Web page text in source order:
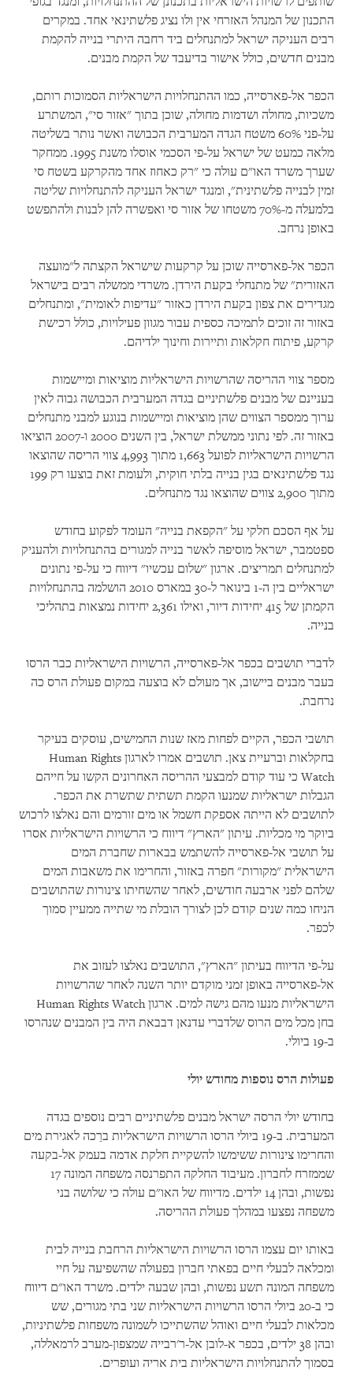
התכנון של המנהל האזרחי אין ולו נציג פלשתינאי אחד. במקרים
רבים העניקה ישראל למתנחלים ביד רחבה היתרי בנייה להקמת
מבנים חדשים, כולל אישור בדיעבד של הקמת מבנים.
הכפר אל-פארסייה, כמו ההתנחלויות הישראליות הסמוכות רותם,
משכיות, מחולה ושדמות מחולה, שוכן בתוך "אזור סי", המשתרע
על-פני 60% משטח הגדה המערבית הכבושה ואשר נותר בשליטה
מלאה כמעט של ישראל על-פי הסכמי אוסלו משנת 1995. ממחקר
שערך משרד האו"ם עולה כי "רק כאחוז אחד מהקרקע בשטח סי
זמין לבנייה פלשתינית", ומנגד ישראל העניקה להתנחלויות שליטה
בלמעלה מ-70% משטחו של אזור סי ואפשרה להן לבנות ולהתפשט
באופן נרחב.
הכפר אל-פארסייה שוכן על קרקעות שישראל הקצתה ל"מועצה
האזורית" של מתנחלי בקעת הירדן. משרדי ממשלה רבים בישראל
מגדירים את צפון בקעת הירדן כאזור "עדיפות לאומית", ומתנחלים
באזור זה זוכים לתמיכה כספית עבור מגוון פעילויות, כולל רכישת
קרקע, פיתוח חקלאות ותיירות וחינוך ילדיהם.
מספר צווי ההריסה שהרשויות הישראליות מוציאות ומיישמות
בעניינם של מבנים פלשתיניים בגדה המערבית הכבושה גבוה לאין
ערוך ממספר הצווים שהן מוציאות ומיישמות בנוגע למבני מתנחלים
באזור זה. לפי נתוני ממשלת ישראל, בין השנים 2000 ו-2007 הוציאו
הרשויות הישראליות לפועל 1,663 מתוך 4,993 צווי הריסה שהוצאו
נגד פלשתינאים בגין בנייה בלתי חוקית, ולעומת זאת בוצעו רק 199
מתוך 2,900 צווים שהוצאו נגד מתנחלים.
על אף הסכם חלקי על "הקפאת בנייה" העומד לפקוע בחודש
ספטמבר, ישראל מוסיפה לאשר בנייה למגורים בהתנחלויות ולהעניק
למתנחלים תמריצים. ארגון "שלום עכשיו" דיווח כי על-פי נתונים
ישראליים בין ה-1 בינואר ל-30 במארס 2010 הושלמה בהתנחלויות
הקמתן של 415 יחידות דיור, ואילו 2,361 יחידות נמצאות בתהליכי
בנייה.
לדברי תושבים בכפר אל-פארסייה, הרשויות הישראליות כבר הרסו
בעבר מבנים ביישוב, אך מעולם לא בוצעה במקום פעולת הרס כה
נרחבת.
תושבי הכפר, הקיים לפחות מאז שנות החמישים, עוסקים בעיקר
בחקלאות וברעיית צאן. תושבים אמרו לארגון Human Rights
Watch כי עוד קודם למבצעי ההריסה האחרונים הקשו על חייהם
הגבלות ישראליות שמנעו הקמת תשתית שתשרת את הכפר.
לתושבים לא הייתה אספקת חשמל או מים זורמים והם נאלצו לרכוש
ביוקר מי מכליות. עיתון "הארץ" דיווח כי הרשויות הישראליות אסרו
על תושבי אל-פארסייה להשתמש בבארות שחברת המים
הישראלית "מקורות" חפרה באזור, והחרימו את משאבות המים
שלהם לפני ארבעה חודשים, לאחר שהשחיתו צינורות שהתושבים
הניחו כמה שנים קודם לכן לצורך הובלת מי שתייה ממעיין סמוך
לכפר.
על-פי הדיווח בעיתון "הארץ", התושבים נאלצו לעזוב את
אל-פארסייה באופן זמני מוקדם יותר השנה לאחר שהרשויות
הישראליות מנעו מהם גישה למים. ארגון Human Rights Watch
בחן מכל מים הרוס שלדברי עדנאן דבבאת היה בין המבנים שנהרסו
ב-19 ביולי.
פעולות הרס נוספות מחודש יולי
בחודש יולי הרסה ישראל מבנים פלשתיניים רבים נוספים בגדה
המערבית. ב-19 ביולי הרסו הרשויות הישראליות ברֵכה לאגירת מים
והחרימו צינורות ששימשו להשקיית חלקת אדמה בעמק אל-בקעה
שממזרח לחברון. מעיבוד החלקה התפרנסה משפחה המונה 17
נפשות, ובהן 14 ילדים. מדיווח של האו"ם עולה כי שלושה בני
משפחה נפצעו במהלך פעולת ההריסה.
באותו יום עצמו הרסו הרשויות הישראליות הרחבת בנייה לבית
ומכלאה לבעלי חיים בפאתי חברון בפעולה שהשפיעה על חיי
משפחה המונה תשע נפשות, ובהן שבעה ילדים. משרד האו"ם דיווח
כי ב-20 ביולי הרסו הרשויות הישראליות שני בתי מגורים, שש
מכלאות לבעלי חיים ואוהל שהשתייכו לשמונה משפחות פלשתיניות,
ובהן 38 ילדים, בכפר א-לובן אל-ר'רבייה שמצפון-מערב לרמאללה,
בסמוך להתנחלויות הישראליות בית אריה ועופרים.